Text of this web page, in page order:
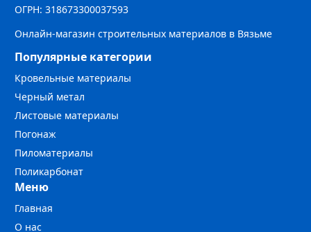
ОГРН: 318673300037593
Онлайн-магазин строительных материалов в Вязьме
Популярные категории
Кровельные материалы
Черный метал
Листовые материалы
Погонаж
Пиломатериалы
Поликарбонат
Меню
Главная
О нас